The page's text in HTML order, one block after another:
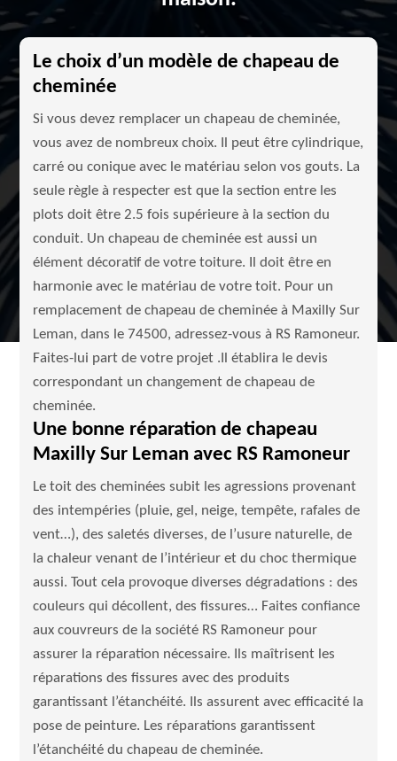
Le choix d’un modèle de chapeau de
cheminée
Si vous devez remplacer un chapeau de cheminée,
vous avez de nombreux choix. Il peut être cylindrique,
carré ou conique avec le matériau selon vos gouts. La
seule règle à respecter est que la section entre les
plots doit être 2.5 fois supérieure à la section du
conduit. Un chapeau de cheminée est aussi un
élément décoratif de votre toiture. Il doit être en
harmonie avec le matériau de votre toit. Pour un
remplacement de chapeau de cheminée à Maxilly Sur
Leman, dans le 74500, adressez-vous à RS Ramoneur.
Faites-lui part de votre projet .Il établira le devis
correspondant un changement de chapeau de
cheminée.
Une bonne réparation de chapeau
Maxilly Sur Leman avec RS Ramoneur
Le toit des cheminées subit les agressions provenant
des intempéries (pluie, gel, neige, tempête, rafales de
vent…), des saletés diverses, de l’usure naturelle, de
la chaleur venant de l’intérieur et du choc thermique
aussi. Tout cela provoque diverses dégradations : des
couleurs qui décollent, des fissures… Faites confiance
aux couvreurs de la société RS Ramoneur pour
assurer la réparation nécessaire. Ils maîtrisent les
réparations des fissures avec des produits
garantissant l’étanchéité. Ils assurent avec efficacité la
pose de peinture. Les réparations garantissent
l’étanchéité du chapeau de cheminée.